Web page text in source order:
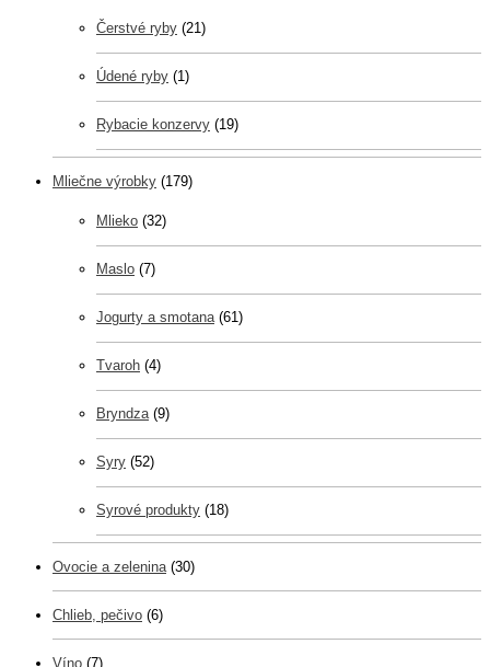
Čerstvé ryby (21)
Údené ryby (1)
Rybacie konzervy (19)
Mliečne výrobky (179)
Mlieko (32)
Maslo (7)
Jogurty a smotana (61)
Tvaroh (4)
Bryndza (9)
Syry (52)
Syrové produkty (18)
Ovocie a zelenina (30)
Chlieb, pečivo (6)
Víno (7)